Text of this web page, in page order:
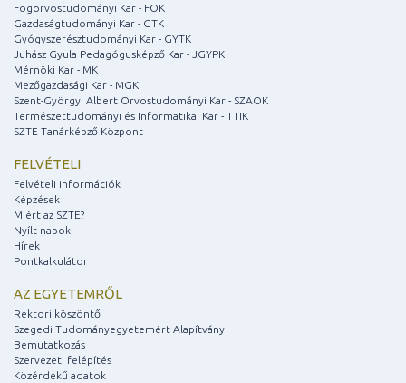
Fogorvostudományi Kar - FOK
Gazdaságtudományi Kar - GTK
Gyógyszerésztudományi Kar - GYTK
Juhász Gyula Pedagógusképző Kar - JGYPK
Mérnöki Kar - MK
Mezőgazdasági Kar - MGK
Szent-Györgyi Albert Orvostudományi Kar - SZAOK
Természettudományi és Informatikai Kar - TTIK
SZTE Tanárképző Központ
FELVÉTELI
Felvételi információk
Képzések
Miért az SZTE?
Nyílt napok
Hírek
Pontkalkulátor
AZ EGYETEMRŐL
Rektori köszöntő
Szegedi Tudományegyetemért Alapítvány
Bemutatkozás
Szervezeti felépítés
Közérdekű adatok